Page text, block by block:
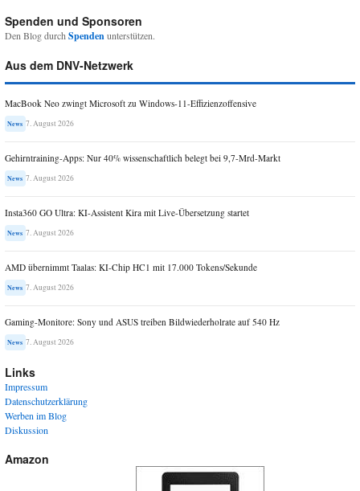
Spenden und Sponsoren
Den Blog durchSpendenunterstützen.
Aus dem DNV-Netzwerk
MacBook Neo zwingt Microsoft zu Windows-11-Effizienzoffensive
News 7. August 2026
Gehirntraining-Apps: Nur 40% wissenschaftlich belegt bei 9,7-Mrd-Markt
News 7. August 2026
Insta360 GO Ultra: KI-Assistent Kira mit Live-Übersetzung startet
News 7. August 2026
AMD übernimmt Taalas: KI-Chip HC1 mit 17.000 Tokens/Sekunde
News 7. August 2026
Gaming-Monitore: Sony und ASUS treiben Bildwiederholrate auf 540 Hz
News 7. August 2026
Links
Impressum
Datenschutzerklärung
Werben im Blog
Diskussion
Amazon